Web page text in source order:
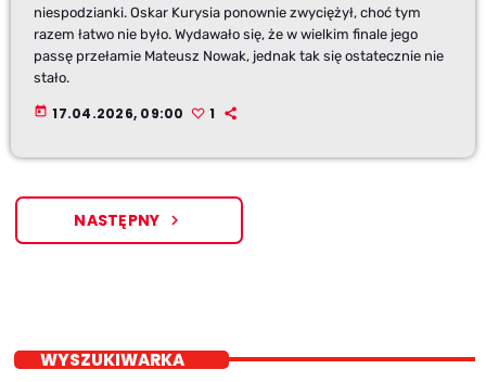
niespodzianki. Oskar Kurysia ponownie zwyciężył, choć tym
razem łatwo nie było. Wydawało się, że w wielkim finale jego
passę przełamie Mateusz Nowak, jednak tak się ostatecznie nie
stało.
today 17.04.2026, 09:00 1
NASTĘPNY navigate_next
WYSZUKIWARKA